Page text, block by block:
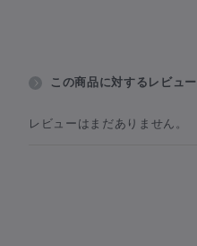
この商品に対するレビュー
レビューはまだありません。